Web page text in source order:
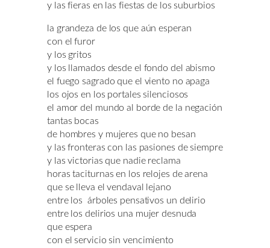
y las fieras en las fiestas de los suburbios
la grandeza de los que aún esperan
con el furor
y los gritos
y los llamados desde el fondo del abismo
el fuego sagrado que el viento no apaga
los ojos en los portales silenciosos
el amor del mundo al borde de la negación
tantas bocas
de hombres y mujeres que no besan
y las fronteras con las pasiones de siempre
y las victorias que nadie reclama
horas taciturnas en los relojes de arena
que se lleva el vendaval lejano
entre los árboles pensativos un delirio
entre los delirios una mujer desnuda
que espera
con el servicio sin vencimiento